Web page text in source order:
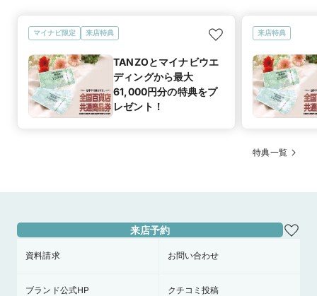
マイナビ限定 来店特典
TANZOとマイナビウエ
ディングから最大
61,000円分の特典をプ
レゼント！
来店特典
特典一覧
来店予約
資料請求 お問い合わせ
ブランド公式HP クチコミ投稿